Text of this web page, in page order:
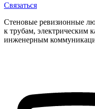
Связаться
Стеновые ревизионные
к трубам, электрическим
инженерным